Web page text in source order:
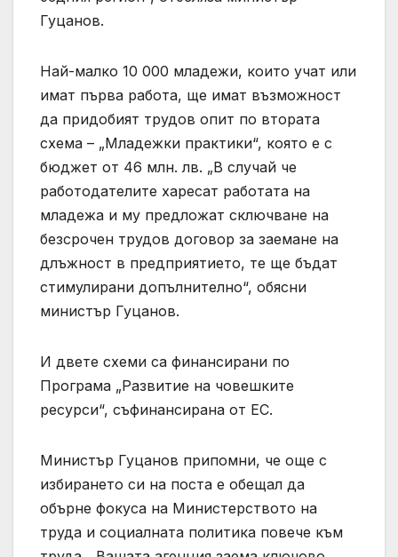
Гуцанов.
Най-малко 10 000 младежи, които учат или
имат първа работа, ще имат възможност
да придобият трудов опит по втората
схема – „Младежки практики“, която е с
бюджет от 46 млн. лв. „В случай че
работодателите харесат работата на
младежа и му предложат сключване на
безсрочен трудов договор за заемане на
длъжност в предприятието, те ще бъдат
стимулирани допълнително“, обясни
министър Гуцанов.
И двете схеми са финансирани по
Програма „Развитие на човешките
ресурси“, съфинансирана от ЕС.
Министър Гуцанов припомни, че още с
избирането си на поста е обещал да
обърне фокуса на Министерството на
труда и социалната политика повече към